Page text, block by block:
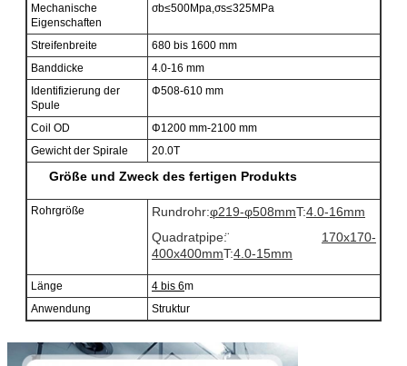
Mechanische
Eigenschaften
σb≤500Mpa,σs≤325MPa
Streifenbreite
680 bis 1600 mm
Banddicke
4.0-16 mm
Identifizierung der
Spule
Φ508-610 mm
Coil OD
Φ1200 mm-2100 mm
Gewicht der Spirale
20.0T
Größe und Zweck des fertigen Produkts
Rohrgröße Rundrohr:φ219-φ508mmT:4.0-16mm
Quadratpipe:
170x170-
400x400mmT:4.0-15mm
Länge 4 bis 6m
Anwendung
Struktur